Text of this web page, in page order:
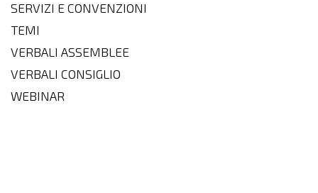
SERVIZI E CONVENZIONI
TEMI
VERBALI ASSEMBLEE
VERBALI CONSIGLIO
WEBINAR